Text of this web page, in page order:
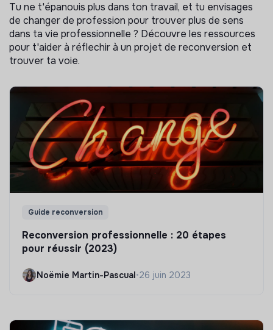
Tu ne t'épanouis plus dans ton travail, et tu envisages
de changer de profession pour trouver plus de sens
dans ta vie professionnelle ? Découvre les ressources
pour t'aider à réflechir à un projet de reconversion et
trouver ta voie.
Guide reconversion
Reconversion professionnelle : 20 étapes
pour réussir (2023)
Noëmie Martin-Pascual•26 juin 2023